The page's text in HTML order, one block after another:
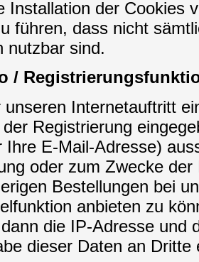
Installation der Cookies
führen, dass nicht
nutzbar sind.
/
unseren Internetauftritt
Registrierung
Ihre E-Mail-Adresse)
oder zum Zwecke
Bestellungen bei
anbieten zu
die IP-Adresse und
dieser Daten an